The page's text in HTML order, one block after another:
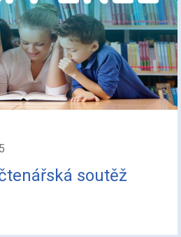
soutěž